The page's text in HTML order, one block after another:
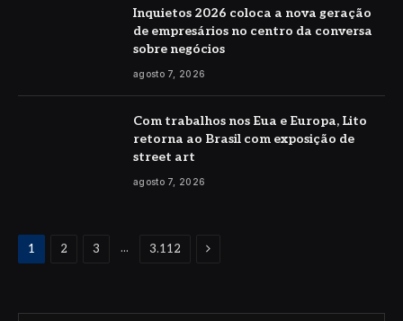
Inquietos 2026 coloca a nova geração
de empresários no centro da conversa
sobre negócios
agosto 7, 2026
Com trabalhos nos Eua e Europa, Lito
retorna ao Brasil com exposição de
street art
agosto 7, 2026
1 2 3 ... 3.112 Proximo